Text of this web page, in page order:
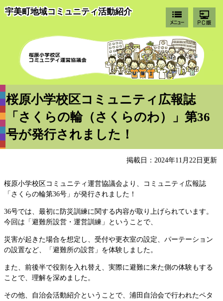
宇美町地域コミュニティ活動紹介
桜原小学校区コミュニティ広報誌
「さくらの輪（さくらのわ）」第36
号が発行されました！
掲載日：2024年11月22日更新
桜原小学校区コミュニティ運営協議会より、コミュニティ広報誌
「さくらの輪第36号」が発行されました！
36号では、最初に防災訓練に関する内容が取り上げられています。
今回は「避難所設営・運営訓練」ということで、
災害が起きた場合を想定し、受付や更衣室の設定、パーテーション
の設置など、「避難所の設営」を体験しました。
また、前後半で役割を入れ替え、実際に避難に来た側の体験もする
ことで、理解を深めました。
その他、自治会活動紹介ということで、浦田自治会で行われたペタ